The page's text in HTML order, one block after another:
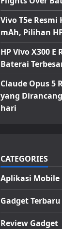
Vivo T5e
mAh, Pilihan
HP Vivo X300
Baterai
Claude Opus 5
yang
hari
CATEGORIES
Aplikasi Mobile
Gadget Terbaru
Review Gadget